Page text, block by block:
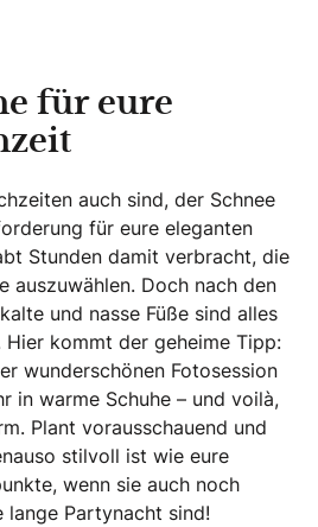
für eure
auch sind, der Schnee
für eure eleganten
Stunden damit verbracht, die
auszuwählen. Doch nach den
und nasse Füße sind alles
Hier kommt der geheime Tipp:
wunderschönen Fotosession
in warme Schuhe – und voilà,
Plant vorausschauend und
stilvoll ist wie eure
wenn sie auch noch
lange Partynacht sind!